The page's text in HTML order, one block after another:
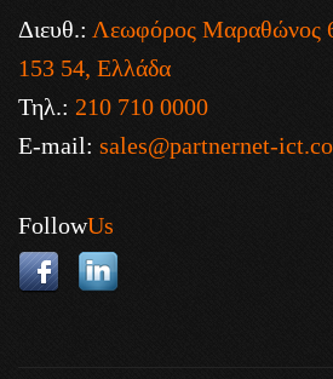
Διευθ.: Λεωφόρος Μαραθώνος
153 54, Ελλάδα
Τηλ.: 210 710 0000
E-mail: sales@partnernet-
FollowUs